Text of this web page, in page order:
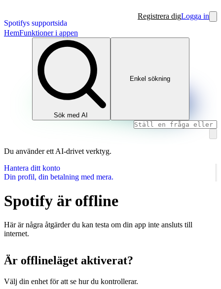
Spotifys supportsida
Registrera digLogga in
HemFunktioner i appen
Sök med AI
Enkel sökning
Du använder ett AI‑drivet verktyg.
Hantera ditt konto
Din profil, din betalning med mera.
Spotify är offline
Här är några åtgärder du kan testa om din app inte ansluts till
internet.
Är offlineläget aktiverat?
Välj din enhet för att se hur du kontrollerar.